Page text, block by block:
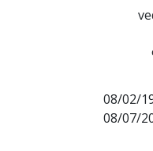
08/02/
08/07/